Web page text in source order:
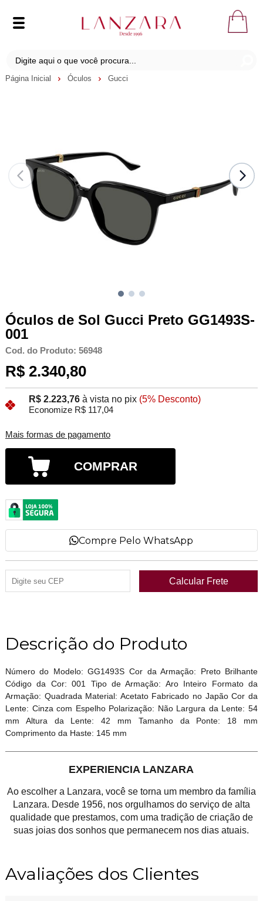
Página Inicial Óculos Gucci
Óculos de Sol Gucci Preto GG1493S-
001
Cod. do Produto: 56948
R$ 2.340,80
R$ 2.223,76 à vista no pix (5% Desconto)
Economize R$ 117,04
Mais formas de pagamento
COMPRAR
Compre Pelo WhatsApp
Descrição do Produto
Número do Modelo: GG1493S Cor da Armação: Preto Brilhante
Código da Cor: 001 Tipo de Armação: Aro Inteiro Formato da
Armação: Quadrada Material: Acetato Fabricado no Japão Cor da
Lente: Cinza com Espelho Polarização: Não Largura da Lente: 54
mm Altura da Lente: 42 mm Tamanho da Ponte: 18 mm
Comprimento da Haste: 145 mm
EXPERIENCIA LANZARA
Ao escolher a Lanzara, você se torna um membro da família
Lanzara. Desde 1956, nos orgulhamos do serviço de alta
qualidade que prestamos, com uma tradição de criação de
suas joias dos sonhos que permanecem nos dias atuais.
Avaliações dos Clientes